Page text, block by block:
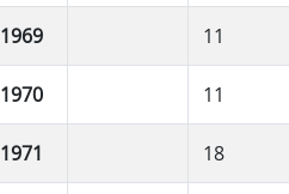
1969 11
1970 11
1971 18